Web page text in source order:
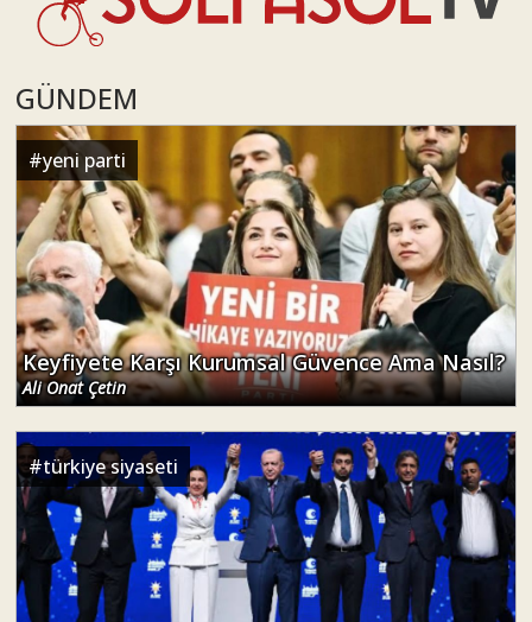
GÜNDEM
#yeni parti
Keyfiyete Karşı Kurumsal Güvence Ama Nasıl?
Ali Onat Çetin
#türkiye siyaseti